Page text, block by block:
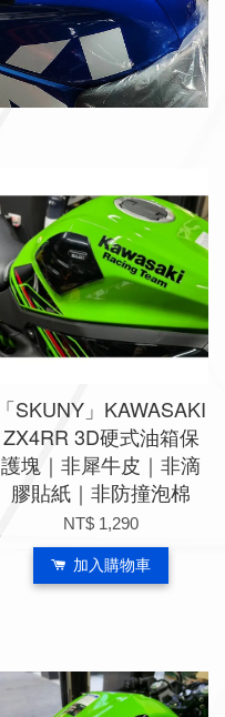
「SKUNY」KAWASAKI
ZX4RR 3D硬式油箱保
護塊｜非犀牛皮｜非滴
膠貼紙｜非防撞泡棉
NT$ 1,290
加入購物車